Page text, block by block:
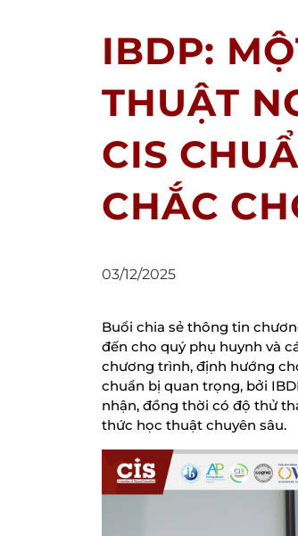
IBDP:
THUẬT
CIS
CHẮC
03/12/2025
Buổi chia sẻ thông tin
đến cho quý phụ huynh và
chương trình, định hướng
chuẩn bị quan trọng, bởi
nhận, đồng thời có độ thử
thức học thuật chuyên sâu.